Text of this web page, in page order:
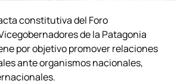
constitutiva del Foro
de la Patagonia
por objetivo promover relaciones
ante organismos nacionales,